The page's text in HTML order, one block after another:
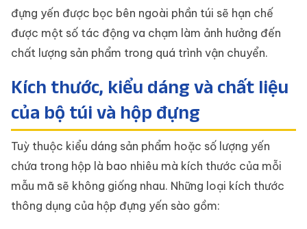
đựng yến được bọc bên ngoài phần túi sẽ hạn chế
được một số tác động va chạm làm ảnh hưởng đến
chất lượng sản phẩm trong quá trình vận chuyển.
Kích thước, kiểu dáng và chất liệu
của bộ túi và hộp đựng
Tuỳ thuộc kiểu dáng sản phẩm hoặc số lượng yến
chứa trong hộp là bao nhiêu mà kích thước của mỗi
mẫu mã sẽ không giống nhau. Những loại kích thước
thông dụng của hộp đựng yến sào gồm: